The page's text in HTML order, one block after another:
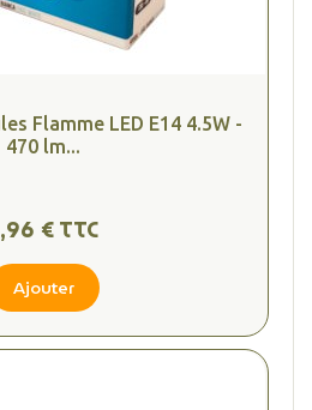
Flamme LED E14 4.5W -
470 lm...
€ TTC
Ajouter